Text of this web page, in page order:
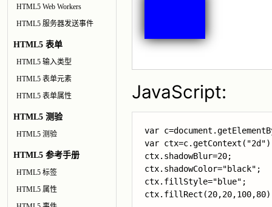
HTML5 Web Workers
HTML5 服务器发送事件
HTML5 表单
HTML5 输入类型
HTML5 表单元素
HTML5 表单属性
HTML5 测验
HTML5 测验
HTML5 参考手册
HTML5 标签
HTML5 属性
JavaScript:
var
var
ctx.shadowColor="black";
ctx.fillStyle="blue";